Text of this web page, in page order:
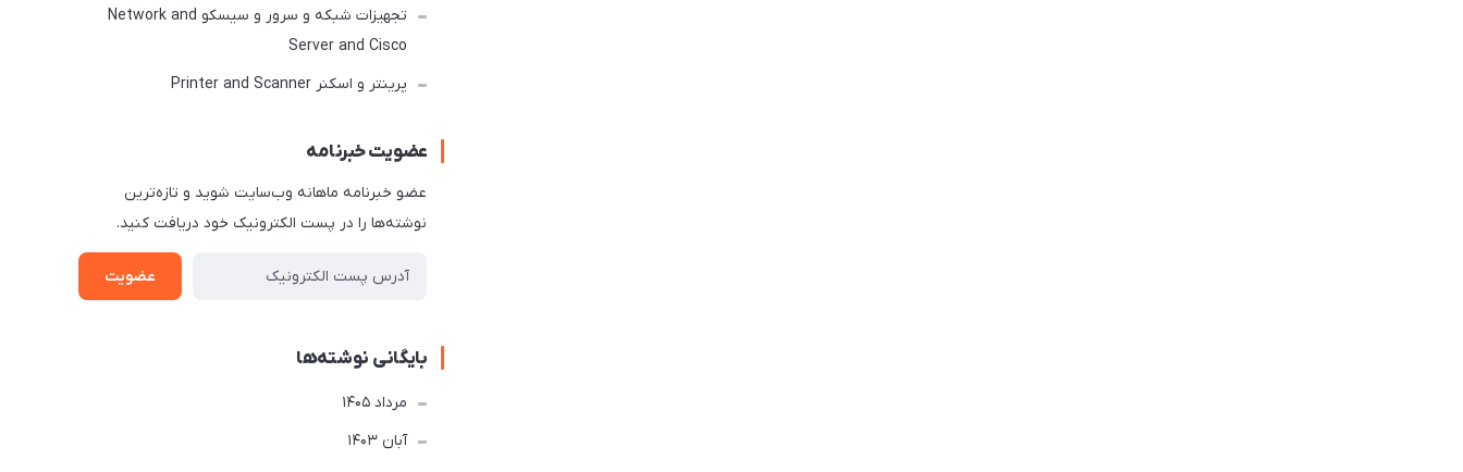
تجهیزات شبکه و سرور و سیسکو Network and
Server and Cisco
پرینتر و اسکنر Printer and Scanner
عضویت خبرنامه
عضو خبرنامه ماهانه وب‌سایت شوید و تازه‌ترین
نوشته‌ها را در پست الکترونیک خود دریافت کنید.
عضویت
بایگانی نوشته‌ها
مرداد 1405
آبان 1403